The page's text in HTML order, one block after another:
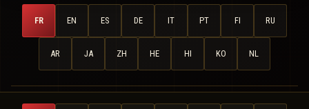
FR EN ES DE IT PT FI RU
AR JA ZH HE HI KO NL